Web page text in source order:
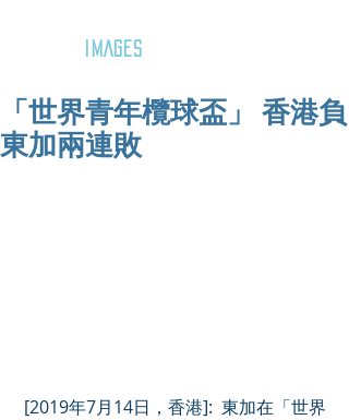
IMAGES
「世界青年欖球盃」 香港負
東加兩連敗